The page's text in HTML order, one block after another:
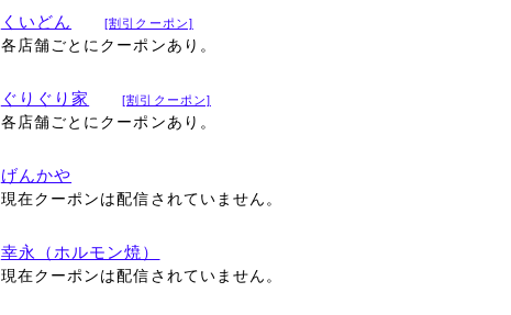
くいどん [割引クーポン]
各店舗ごとにクーポンあり。
ぐりぐり家 [割引クーポン]
各店舗ごとにクーポンあり。
げんかや
現在クーポンは配信されていません。
幸永（ホルモン焼）
現在クーポンは配信されていません。